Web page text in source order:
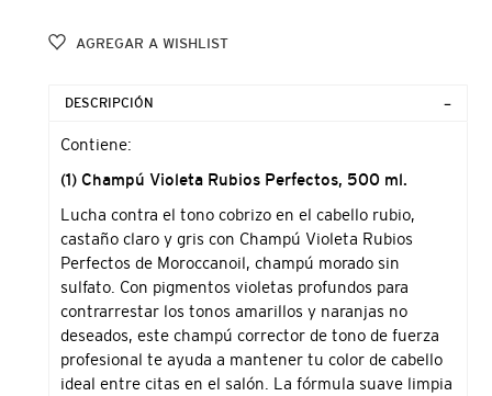
AGREGAR A WISHLIST
producto
carrito
de
compra
DESCRIPCIÓN
Contiene:
(1) Champú Violeta Rubios Perfectos, 500 ml.
Lucha contra el tono cobrizo en el cabello rubio,
castaño claro y gris con Champú Violeta Rubios
Perfectos de Moroccanoil, champú morado sin
sulfato. Con pigmentos violetas profundos para
contrarrestar los tonos amarillos y naranjas no
deseados, este champú corrector de tono de fuerza
profesional te ayuda a mantener tu color de cabello
ideal entre citas en el salón. La fórmula suave limpia